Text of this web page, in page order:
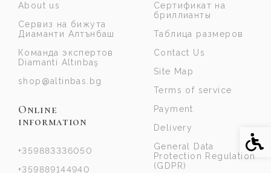
About us
Сервиз на бижута
Диаманти Алтънбаш
Команда экспертов
Diamanti Altınbaş
shop@altinbas.bg
Online
information
+359883336050
+359889144940
Сертификат на
бриллианты
Таблица размеров
Contact Us
Site Map
Terms of service
Payment
Delivery
General Data
Protection Regulation
(GDPR)